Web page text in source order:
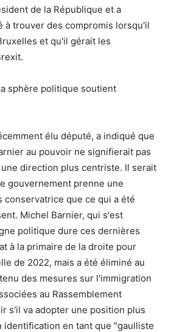
de la République et a
à trouver des compromis lorsqu'il
et qu'il gérait les
sphère politique soutient
élu député, a indiqué que
au pouvoir ne signifierait pas
direction plus centriste. Il serait
gouvernement prenne une
que ce qui a été
Michel Barnier, qui s'est
politique dure ces dernières
à la primaire de la droite pour
de 2022, mais a été éliminé au
des mesures sur l'immigration
au Rassemblement
s'il va adopter une position plus
identification en tant que "gaulliste